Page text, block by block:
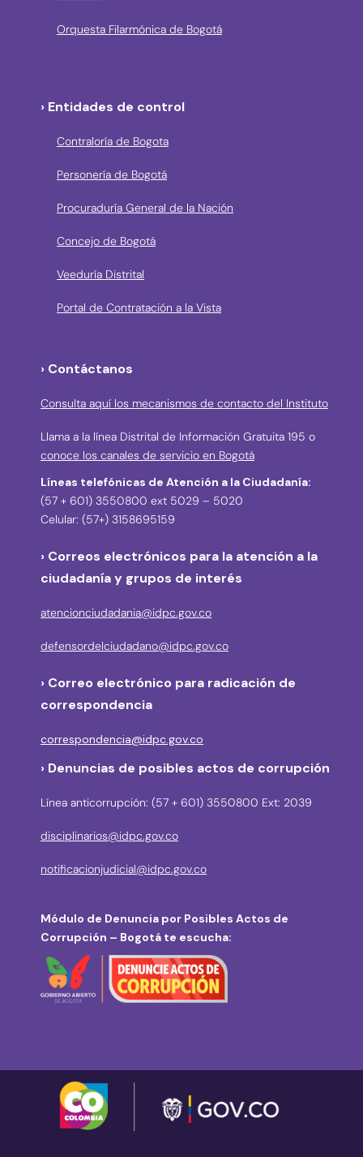
Orquesta Filarmónica de Bogotá
› Entidades de control
Contraloría de Bogota
Personería de Bogotá
Procuraduría General de la Nación
Concejo de Bogotá
Veeduría Distrital
Portal de Contratación a la Vista
› Contáctanos
Consulta aquí los mecanismos de contacto del Instituto
Llama a la línea Distrital de Información Gratuita 195 o
conoce los canales de servicio en Bogotá
Líneas telefónicas de Atención a la Ciudadanía:
(57 + 601) 3550800 ext 5029 – 5020
Celular: (57+) 3158695159
› Correos electrónicos para la atención a la
ciudadanía y grupos de interés
atencionciudadania@idpc.gov.co
defensordelciudadano@idpc.gov.co
› Correo electrónico para radicación de
correspondencia
correspondencia@idpc.gov.co
› Denuncias de posibles actos de corrupción
Línea anticorrupción: (57 + 601) 3550800 Ext: 2039
disciplinarios@idpc.gov.co
notificacionjudicial@idpc.gov.co
Módulo de Denuncia por Posibles Actos de
Corrupción – Bogotá te escucha: